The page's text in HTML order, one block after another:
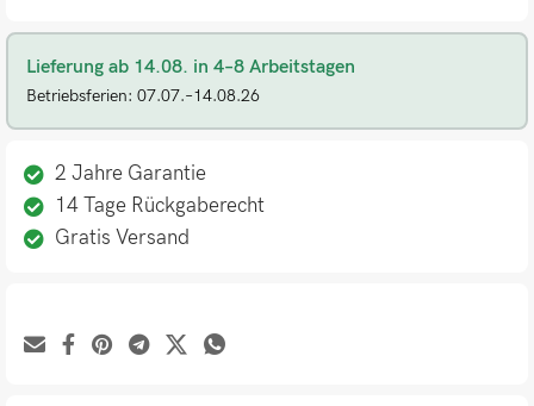
Lieferung ab 14.08. in 4–8 Arbeitstagen
Betriebsferien: 07.07.–14.08.26
2 Jahre Garantie
14 Tage Rückgaberecht
Gratis Versand